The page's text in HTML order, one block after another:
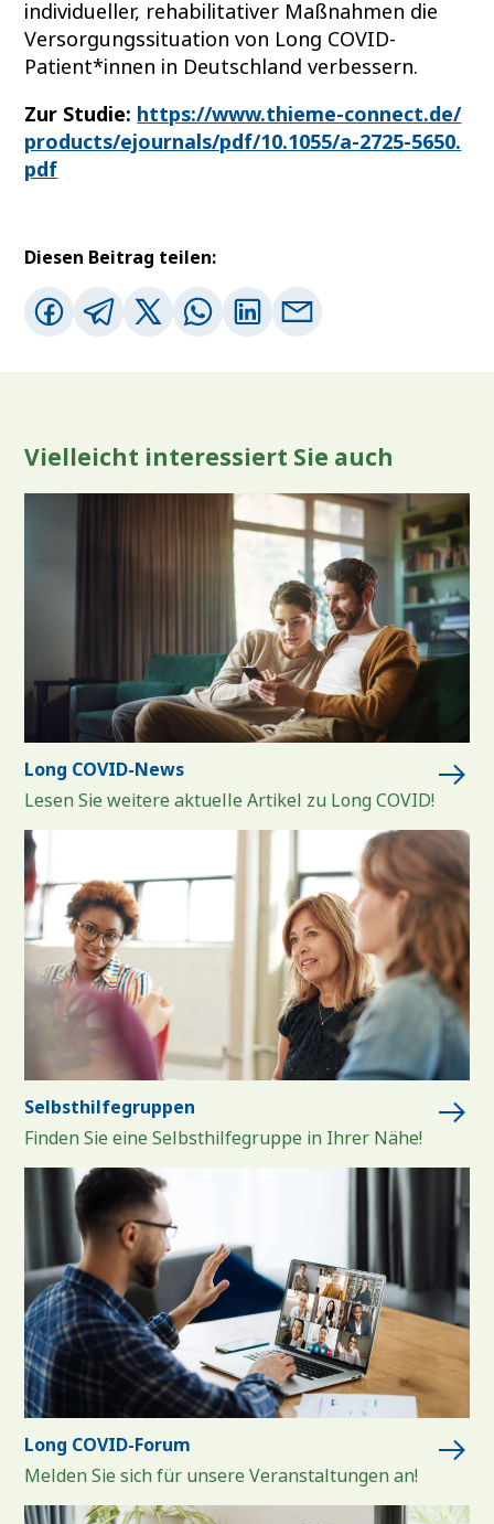
individueller, rehabilitativer Maßnahmen die
Versorgungssituation von Long COVID-
Patient*innen in Deutschland verbessern.
Zur Studie: https://www.thieme-connect.de/
products/ejournals/pdf/10.1055/a-2725-5650.
pdf
Diesen Beitrag teilen:
Vielleicht interessiert Sie auch
Long COVID-News
Lesen Sie weitere aktuelle Artikel zu Long COVID!
Selbsthilfegruppen
Finden Sie eine Selbsthilfegruppe in Ihrer Nähe!
Long COVID-Forum
Melden Sie sich für unsere Veranstaltungen an!